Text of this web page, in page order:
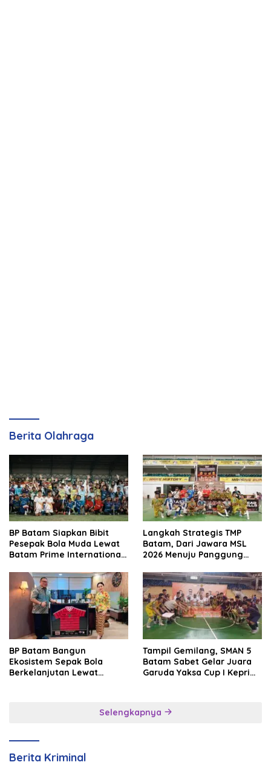
Berita Olahraga
BP Batam Siapkan Bibit
Pesepak Bola Muda Lewat
Batam Prime International
Langkah Strategis TMP
Batam, Dari Jawara MSL
2026 Menuju Panggung
BP Batam Bangun
Ekosistem Sepak Bola
Berkelanjutan Lewat
Tampil Gemilang, SMAN 5
Batam Sabet Gelar Juara
Garuda Yaksa Cup I Kepri
Selengkapnya
Berita Kriminal